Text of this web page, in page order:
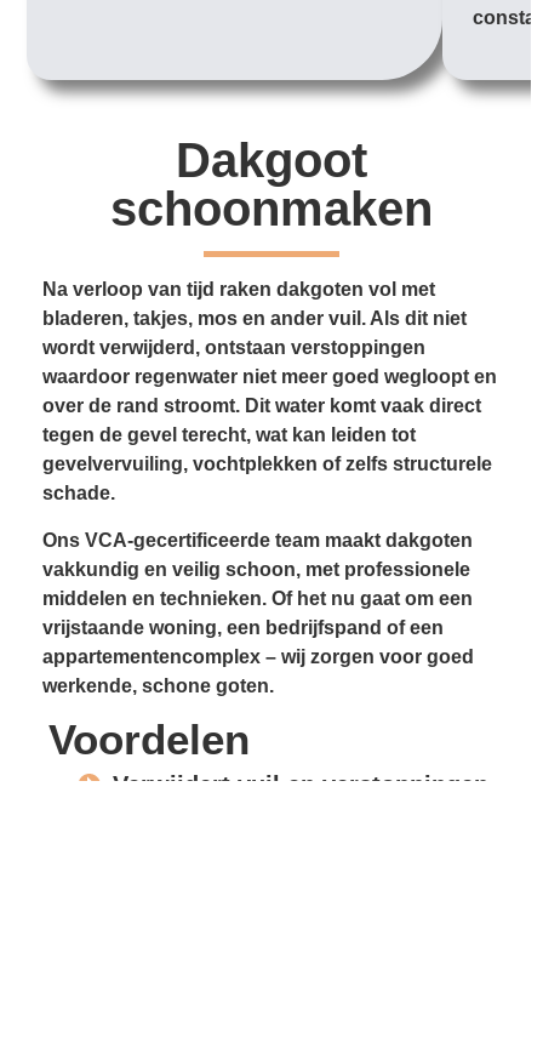
Dakgoot
schoonmaken
Na verloop van tijd raken dakgoten vol met
bladeren, takjes, mos en ander vuil. Als dit niet
wordt verwijderd, ontstaan verstoppingen
waardoor regenwater niet meer goed wegloopt en
over de rand stroomt. Dit water komt vaak direct
tegen de gevel terecht, wat kan leiden tot
gevelvervuiling, vochtplekken of zelfs structurele
schade.
Ons VCA-gecertificeerde team maakt dakgoten
vakkundig en veilig schoon, met professionele
middelen en technieken. Of het nu gaat om een
vrijstaande woning, een bedrijfspand of een
appartementencomplex – wij zorgen voor goed
werkende, schone goten.
Voordelen
Verwijdert vuil en verstoppingen